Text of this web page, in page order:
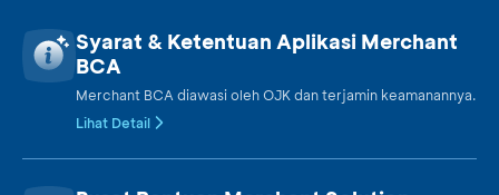
Syarat & Ketentuan Aplikasi Merchant
BCA
Merchant BCA diawasi oleh OJK dan terjamin keamanannya.
Lihat Detail